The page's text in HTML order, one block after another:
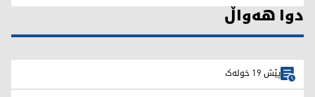
دوا هەواڵ
پێش 19 خولەک